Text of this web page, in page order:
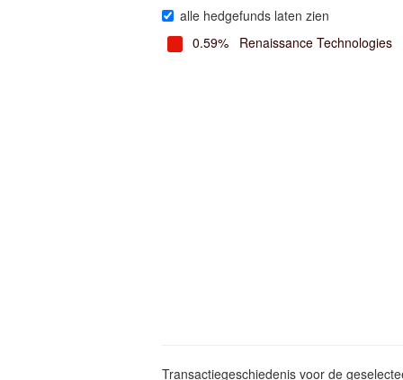
alle hedgefunds laten zien
0.59%
Renaissance Technologies
Transactiegeschiedenis voor de